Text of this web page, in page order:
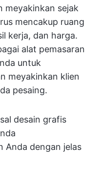
meyakinkan sejak
mencakup ruang
kerja, dan harga.
alat pemasaran
untuk
meyakinkan klien
pesaing.
desain grafis
Anda dengan jelas